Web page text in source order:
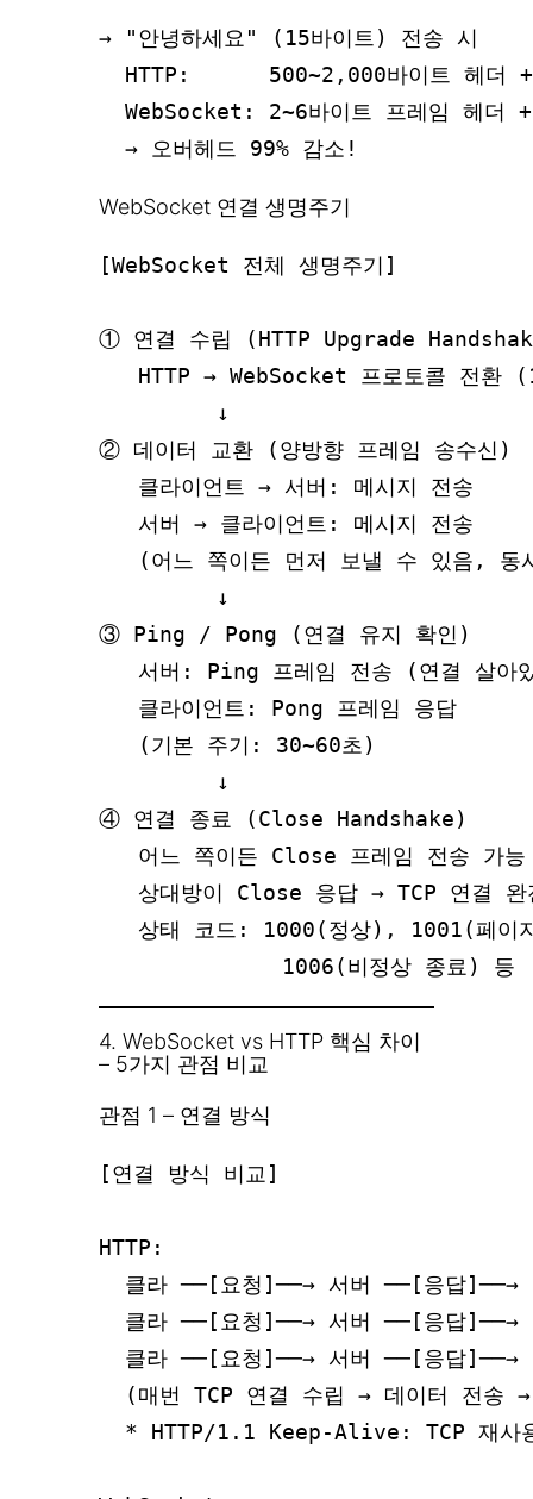
→ "안녕하세요" (15바이트) 전송 시
HTTP:      500~2,000바이트 헤더
WebSocket: 2~6바이트 프레임 헤더
WebSocket 연결 생명주기
[WebSocket 전체 생명주기]
① 연결 수립 (HTTP Upgrade
HTTP → WebSocket 프로토콜 전환
         ↓
② 데이터 교환 (양방향 프레임 송수신)
   클라이언트 → 서버: 메시지 전송
   서버 → 클라이언트: 메시지 전송
(어느 쪽이든 먼저 보낼 수 있음, 동
         ↓
③ Ping / Pong (연결 유지 확인)
서버: Ping 프레임 전송 (연결 살아
   클라이언트: Pong 프레임 응답
   (기본 주기: 30~60초)
         ↓
④ 연결 종료 (Close Handshake)
   어느 쪽이든 Close 프레임 전송 가능
상대방이 Close 응답 → TCP 연결 완
상태 코드: 1000(정상), 1001(페이
4. WebSocket vs HTTP 핵심 차이
– 5가지 관점 비교
관점 1 – 연결 방식
[연결 방식 비교]
HTTP:
클라 ──[요청]──→ 서버 ──[응답]──→
클라 ──[요청]──→ 서버 ──[응답]──→
클라 ──[요청]──→ 서버 ──[응답]──→
(매번 TCP 연결 수립 → 데이터 전송
* HTTP/1.1 Keep-Alive: TCP 재사용